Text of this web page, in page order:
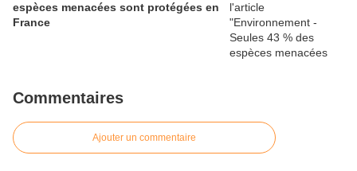
espèces menacées sont protégées en
France
Commentaires
Ajouter un commentaire